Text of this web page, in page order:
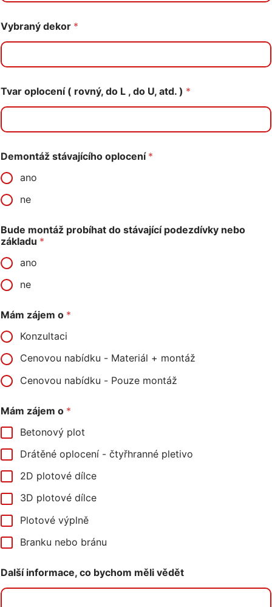
Vybraný dekor *
Tvar oplocení ( rovný, do L , do U, atd. ) *
Demontáž stávajícího oplocení *
ano
ne
Bude montáž probíhat do stávající podezdívky nebo
základu *
ano
ne
Mám zájem o *
Konzultaci
Cenovou nabídku - Materiál + montáž
Cenovou nabídku - Pouze montáž
Mám zájem o *
Betonový plot
Drátěné oplocení - čtyřhranné pletivo
2D plotové dílce
3D plotové dílce
Plotové výplně
Branku nebo bránu
Další informace, co bychom měli vědět